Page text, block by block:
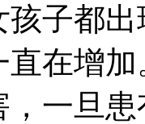
孩子都
在增
，一旦